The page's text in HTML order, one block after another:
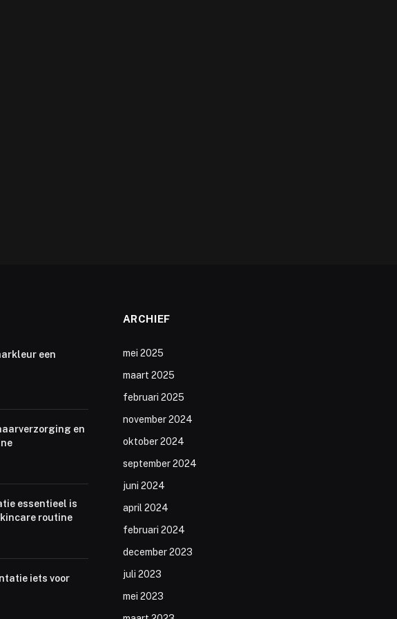
een
en
essentieel is
routine
iets voor
ARCHIEF
mei 2025
maart 2025
februari 2025
november 2024
oktober 2024
september 2024
juni 2024
april 2024
februari 2024
december 2023
juli 2023
mei 2023